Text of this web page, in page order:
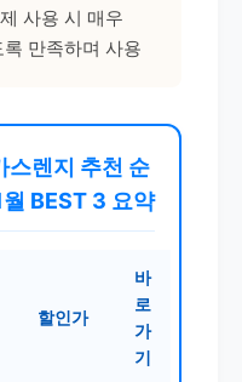
사용 시 매우
만족하며 사용
스렌지 추천 순
BEST 3 요약
할인가
바
로
가
기